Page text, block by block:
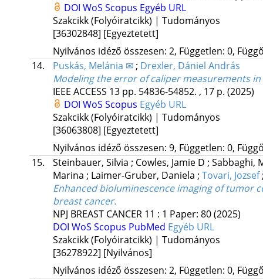
DOI WoS Scopus Egyéb URL
Szakcikk (Folyóiratcikk) | Tudományos
[36302848] [Egyeztetett]
Nyilvános idéző összesen: 2, Független: 0,
14.
Puskás, Melánia ✉ ; Drexler, Dániel András
Modeling the error of caliper measurements
IEEE ACCESS 13 pp. 54836-54852. , 17 p. (2025)
DOI WoS Scopus Egyéb URL
Szakcikk (Folyóiratcikk) | Tudományos
[36063808] [Egyeztetett]
Nyilvános idéző összesen: 9, Független: 0,
15.
Steinbauer, Silvia ; Cowles, Jamie D ; Sabbaghi,
Marina ; Laimer-Gruber, Daniela ; Tovari, Jozsef
Enhanced bioluminescence imaging of tumor
breast cancer.
NPJ BREAST CANCER 11 : 1 Paper: 80(2025)
DOI WoS Scopus PubMed Egyéb URL
Szakcikk (Folyóiratcikk) | Tudományos
[36278922] [Nyilvános]
Nyilvános idéző összesen: 2, Független: 0,